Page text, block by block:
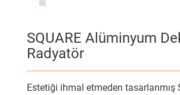
SQUARE Alüminyum
Radyatör
Estetiği ihmal etmeden tasarlanmış